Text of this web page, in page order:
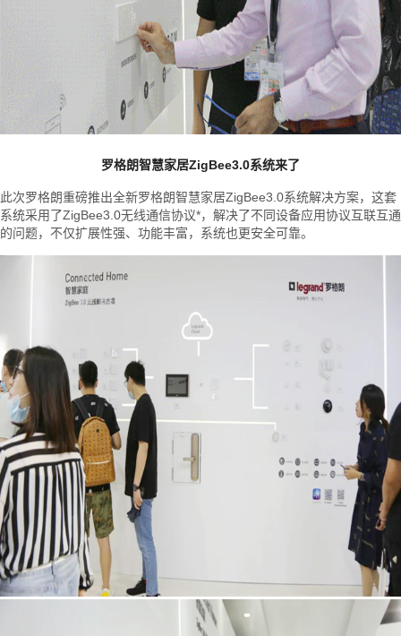
罗格朗智慧家居ZigBee3.0系统来了
此次罗格朗重磅推出全新罗格朗智慧家居ZigBee3.0系统解决方案，这套
系统采用了ZigBee3.0无线通信协议*，解决了不同设备应用协议互联互通
的问题，不仅扩展性强、功能丰富，系统也更安全可靠。